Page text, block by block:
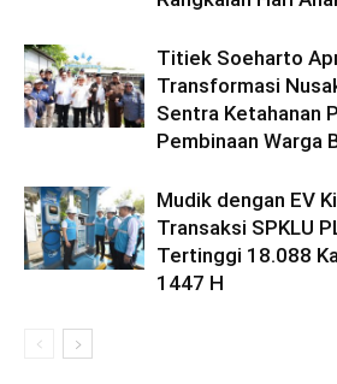
Titiek Soeharto
Transformasi
Sentra Ketahanan
Pembinaan Warga
Mudik dengan EV
Transaksi SPKLU
Tertinggi 18.088
1447 H